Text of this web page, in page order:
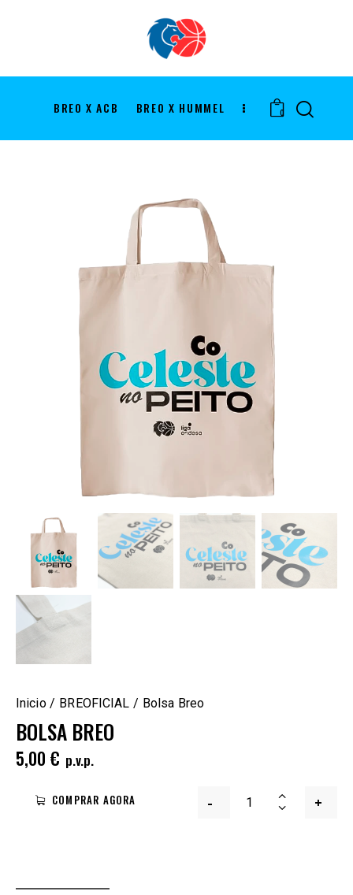
BREO X ACB BREO X HUMMEL 0
Inicio BREOFICIAL Bolsa Breo
BOLSA BREO
5,00 € p.v.p.
- +
COMPRAR AGORA